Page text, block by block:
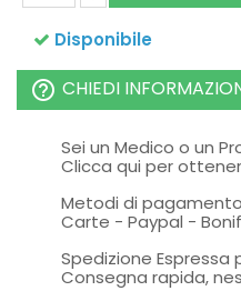
Disponibile
help_outline CHIEDI
Sei un Medico o un
Clicca qui per
Metodi di pagamento
Carte - Paypal -
Spedizione Espressa
Consegna rapida,